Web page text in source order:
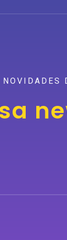
NOVIDADES